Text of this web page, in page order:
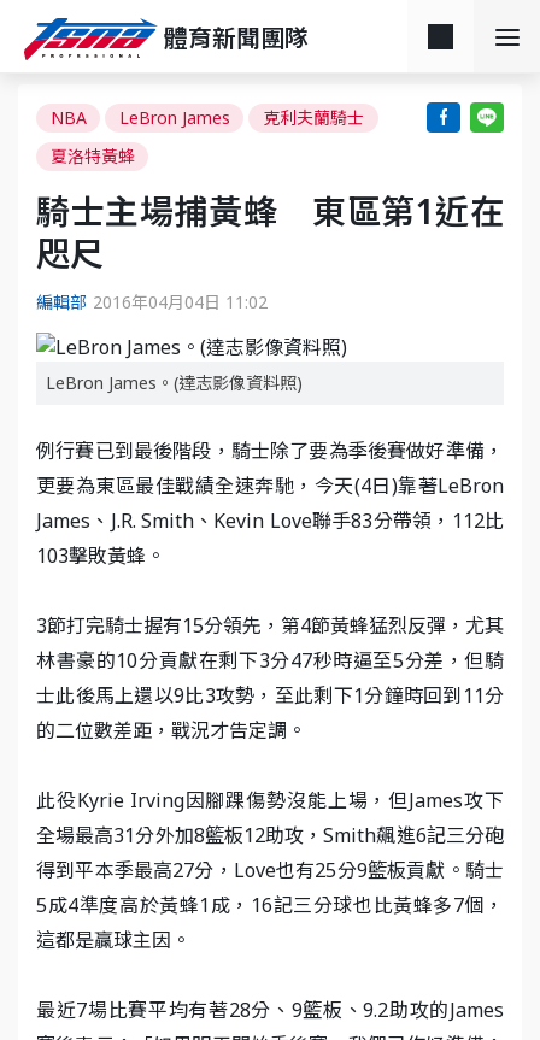
體育新聞團隊
NBA LeBron James
克利夫蘭騎士
夏洛特黃蜂
騎士主場捕黃蜂 東區第1近在
咫尺
編輯部 2016年04月04日 11:02
LeBron James。(達志影像資料照)
例行賽已到最後階段，騎士除了要為季後賽做好準備，
更要為東區最佳戰績全速奔馳，今天(4日)靠著LeBron
James、J.R. Smith、Kevin Love聯手83分帶領，112比
103擊敗黃蜂。
3節打完騎士握有15分領先，第4節黃蜂猛烈反彈，尤其
林書豪的10分貢獻在剩下3分47秒時逼至5分差，但騎
士此後馬上還以9比3攻勢，至此剩下1分鐘時回到11分
的二位數差距，戰況才告定調。
此役Kyrie Irving因腳踝傷勢沒能上場，但James攻下
全場最高31分外加8籃板12助攻，Smith飆進6記三分砲
得到平本季最高27分，Love也有25分9籃板貢獻。騎士
5成4準度高於黃蜂1成，16記三分球也比黃蜂多7個，
這都是贏球主因。
最近7場比賽平均有著28分、9籃板、9.2助攻的James